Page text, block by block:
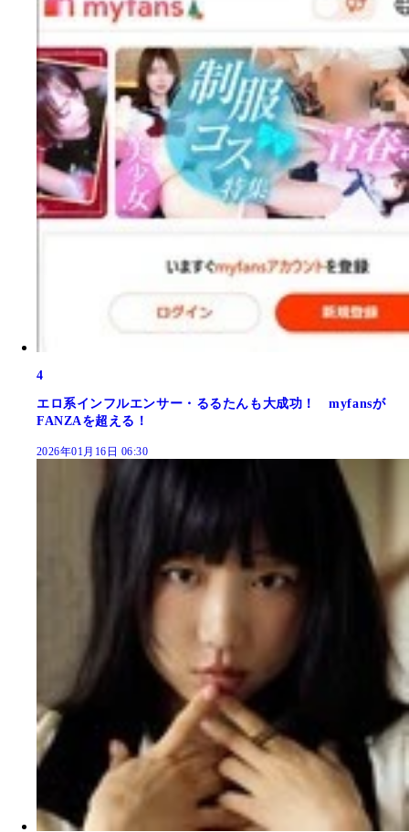
4
エロ系インフルエンサー・るるたんも大成功！ myfansが
FANZAを超える！
2026年01月16日 06:30